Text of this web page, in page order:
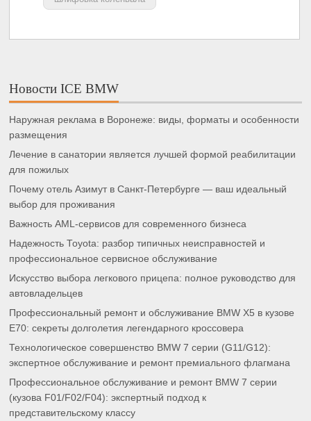
Новости ICE BMW
Наружная реклама в Воронеже: виды, форматы и особенности
размещения
Лечение в санатории является лучшей формой реабилитации
для пожилых
Почему отель Азимут в Санкт-Петербурге — ваш идеальный
выбор для проживания
Важность AML-сервисов для современного бизнеса
Надежность Toyota: разбор типичных неисправностей и
профессиональное сервисное обслуживание
Искусство выбора легкового прицепа: полное руководство для
автовладельцев
Профессиональный ремонт и обслуживание BMW X5 в кузове
E70: секреты долголетия легендарного кроссовера
Технологическое совершенство BMW 7 серии (G11/G12):
экспертное обслуживание и ремонт премиального флагмана
Профессиональное обслуживание и ремонт BMW 7 серии
(кузова F01/F02/F04): экспертный подход к
представительскому классу